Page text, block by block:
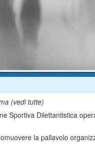
(vedi tutte)
Sportiva Dilettantistica
la pallavolo